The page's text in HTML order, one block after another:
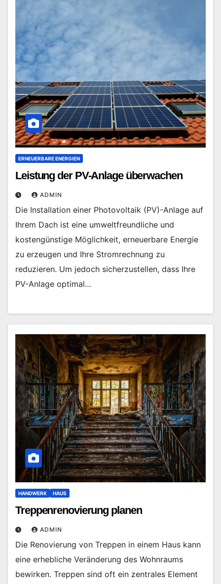
ERNEUERBARE ENERGIEN
Leistung der PV-Anlage überwachen
ADMIN
Die Installation einer Photovoltaik (PV)-Anlage auf
Ihrem Dach ist eine umweltfreundliche und
kostengünstige Möglichkeit, erneuerbare Energie
zu erzeugen und Ihre Stromrechnung zu
reduzieren. Um jedoch sicherzustellen, dass Ihre
PV-Anlage optimal…
HANDWERK HAUS
Treppenrenovierung planen
ADMIN
Die Renovierung von Treppen in einem Haus kann
eine erhebliche Veränderung des Wohnraums
bewirken. Treppen sind oft ein zentrales Element